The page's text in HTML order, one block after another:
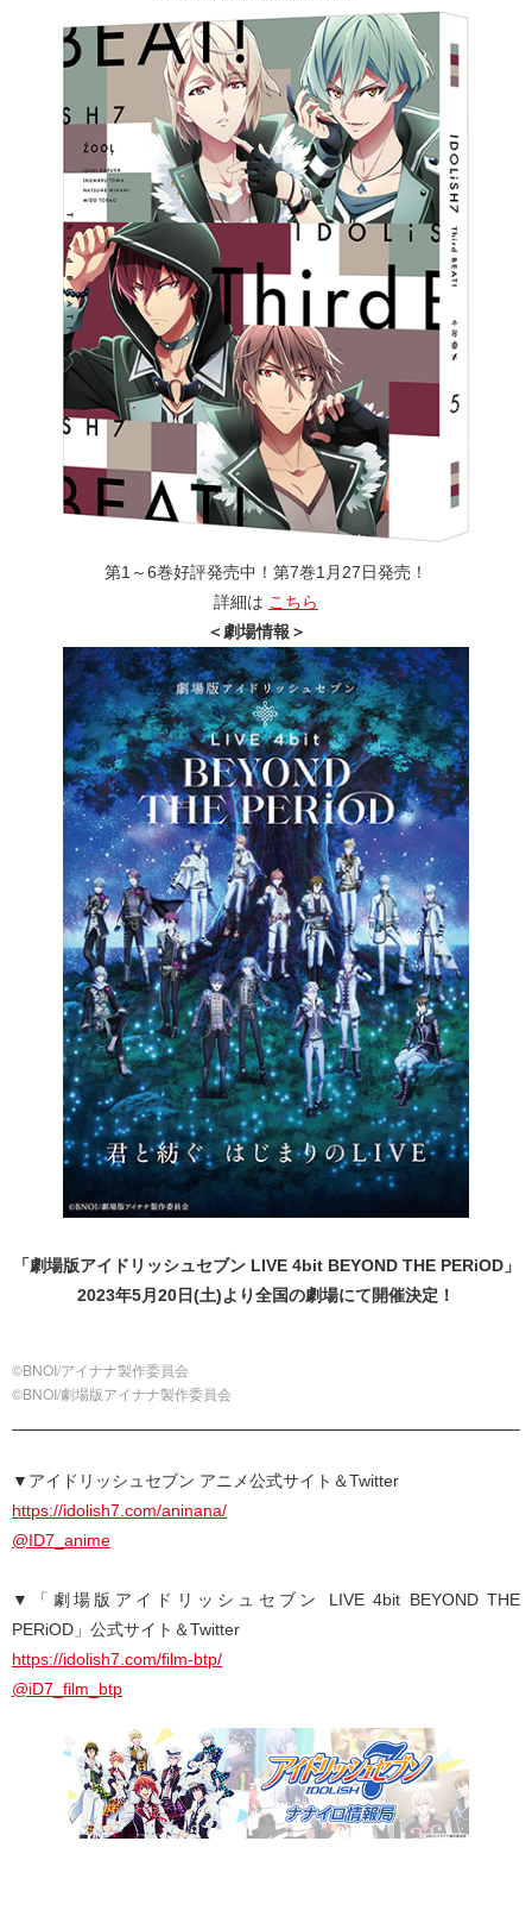
第1～6巻好評発売中！第7巻1月27日発売！
詳細は こちら
＜劇場情報＞
「劇場版アイドリッシュセブン LIVE 4bit BEYOND THE PERiOD」
2023年5月20日(土)より全国の劇場にて開催決定！
©BNOI/アイナナ製作委員会
©BNOI/劇場版アイナナ製作委員会
▼アイドリッシュセブン アニメ公式サイト＆Twitter
https://idolish7.com/aninana/
@ID7_anime
▼「劇場版アイドリッシュセブン LIVE 4bit BEYOND THE
PERiOD」公式サイト＆Twitter
https://idolish7.com/film-btp/
@iD7_film_btp